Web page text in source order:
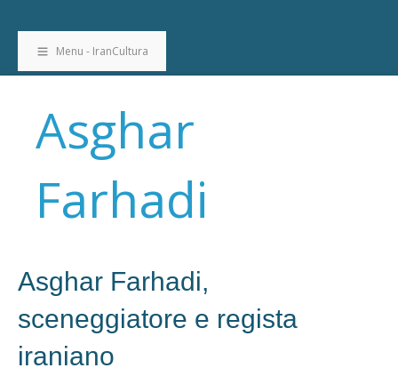
Menu - IranCultura
Asghar
Farhadi
Asghar Farhadi,
sceneggiatore e regista
iraniano